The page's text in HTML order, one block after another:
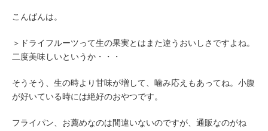
こんばんは。
＞ドライフルーツって生の果実とはまた違うおいしさですよね。
二度美味しいというか・・・
そうそう、生の時より甘味が増して、噛み応えもあってね。小腹
が好いている時には絶好のおやつです。
フライパン、お薦めなのは間違いないのですが、通販なのがね